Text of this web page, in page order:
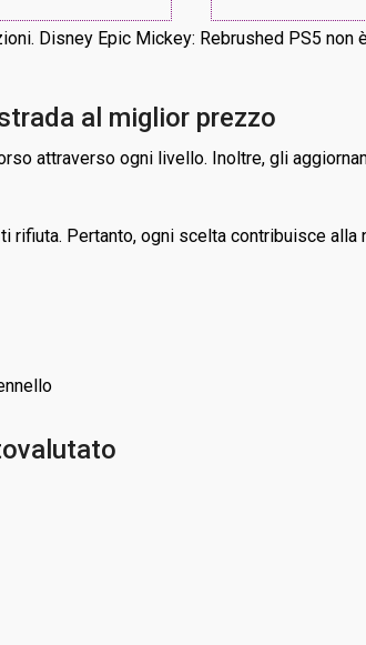
Disney Epic Mickey: Rebrushed PS5 non
al miglior prezzo
attraverso ogni livello. Inoltre, gli
Pertanto, ogni scelta contribuisce alla